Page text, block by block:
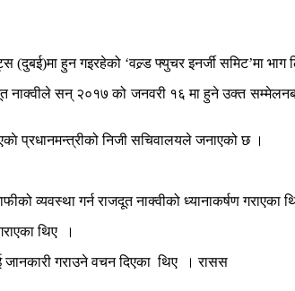
हुन गइरहेको ‘वल्र्ड फ्युचर इनर्जी समिट’मा भाग
नाक्वीले सन् २०१७ को जनवरी १६ मा हुने उक्त
प्रधानमन्त्रीको निजी सचिवालयले जनाएको छ ।
व्यवस्था गर्न राजदूत नाक्वीको ध्यानाकर्षण गराएका
थिए ।
जानकारी गराउने वचन दिएका थिए । रासस